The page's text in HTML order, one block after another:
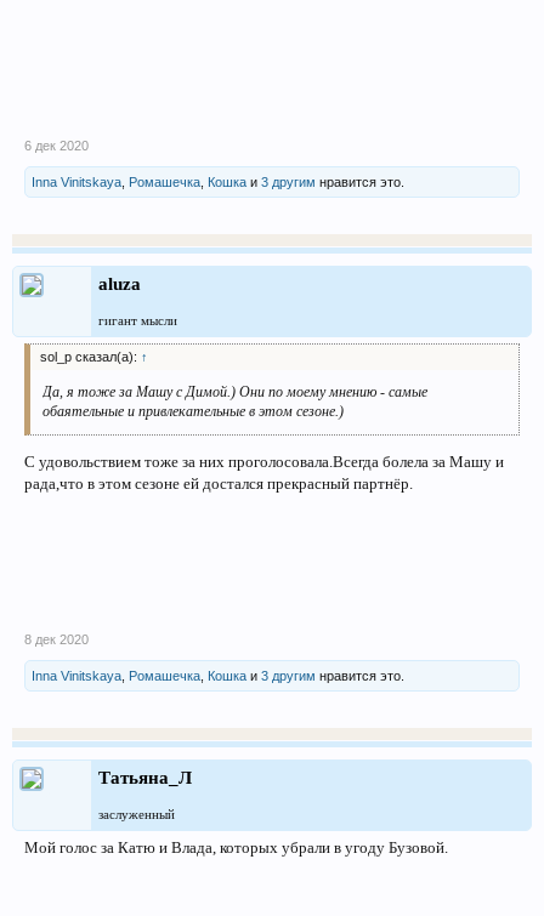
6 дек 2020
Inna Vinitskaya Ромашечка Кошка и 3 другим нравится это.
aluza
гигант мысли
sol_p сказал(а): ↑
Да, я тоже за Машу с Димой.) Они по моему мнению - самые
обаятельные и привлекательные в этом сезоне.)
С удовольствием тоже за них проголосовала.Всегда болела за Машу и
рада,что в этом сезоне ей достался прекрасный партнёр.
8 дек 2020
Inna Vinitskaya Ромашечка Кошка и 3 другим нравится это.
Татьяна_Л
заслуженный
Мой голос за Катю и Влада, которых убрали в угоду Бузовой.